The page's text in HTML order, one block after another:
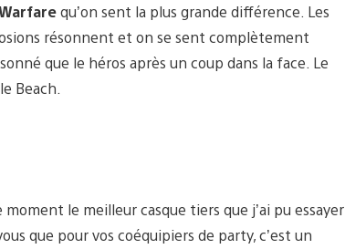
qu’on sent la plus grande différence. Les
résonnent et on se sent complètement
que le héros après un coup dans la face. Le
Beach.
moment le meilleur casque tiers que j’ai pu essayer
que pour vos coéquipiers de party, c’est un